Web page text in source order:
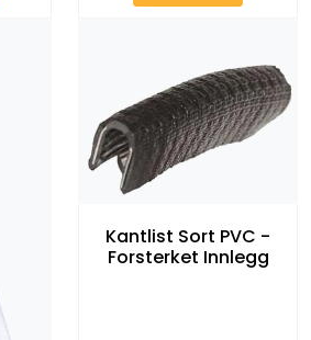
Kantlist Sort PVC -
Forsterket Innlegg